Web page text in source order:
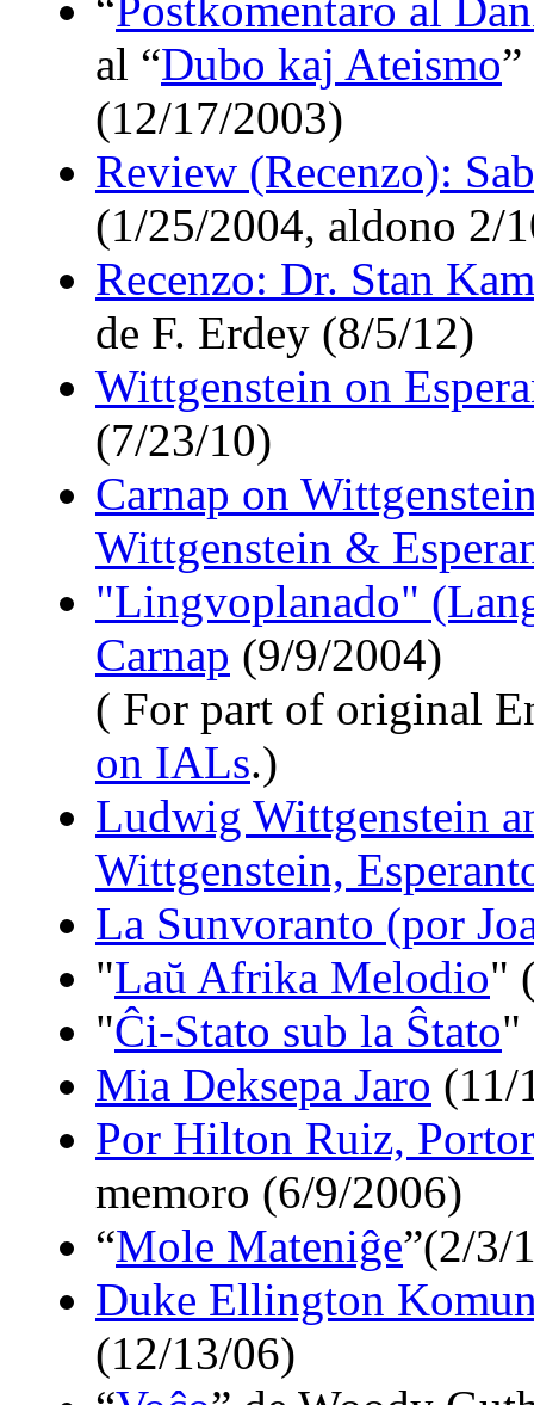
al “Dubo kaj Ateismo
(12/17/2003)
Review (Recenzo):
(1/25/2004, aldono 2/
Recenzo: Dr. Stan
de F. Erdey (8/5/12)
Wittgenstein on
(7/23/10)
Carnap on
Wittgenstein &
"Lingvoplanado"
Carnap (9/9/2004)
( For part of original
on IALs.)
Ludwig Wittgenstein
Wittgenstein,
La Sunvoranto (por
"Laŭ Afrika Melodio"
"Ĉi-Stato sub la Ŝtato"
Mia Deksepa Jaro (11/
Por Hilton Ruiz,
memoro (6/9/2006)
“Mole Mateniĝe”(2/3/
Duke Ellington
(12/13/06)